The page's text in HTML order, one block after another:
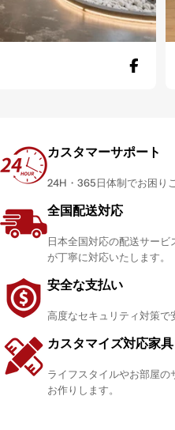
カスタマーサポート
24H・365日体制でお困り
全国配送対応
日本全国対応の配送サー
が丁寧に対応いたします。
安全な支払い
高度なセキュリティ対策で
カスタマイズ対応家具
ライフスタイルやお部屋
お作りします。